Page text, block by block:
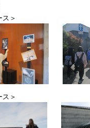
＞
＞